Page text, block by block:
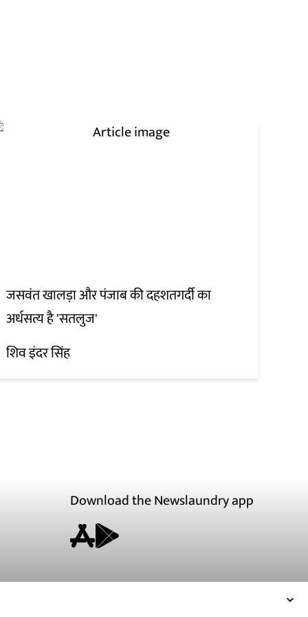
जसवंत खालड़ा और पंजाब की दहशतगर्दी का
अर्धसत्य है 'सतलुज'
शिव इंदर सिंह
Download the Newslaundry app